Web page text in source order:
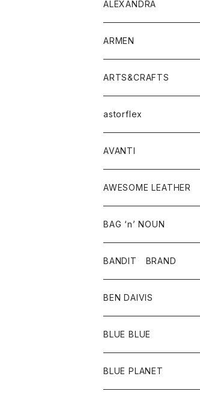
シャツ
ボトムス
トップス
Tシャツ・カットソー
シャツ・ブラウス
ボトムス
パンツ
スカート
ワンピース・オールインワン
バッグ
シューズ
アクセサリー
その他雑貨
ALEXANDRA
ARMEN
アウター
コート
ジャケット
トップス
ベスト
シャツ
ワンピース
ボトム
スカート
パンツ
グッズ
靴
ARTS&CRAFTS
アクセサリー
ウォレット
バッグ
astorflex
グッズ
靴
AVANTI
シャツ
AWESOME LEATHER
アウター
革ジャケット
BAG ‘n’ NOUN
アクセサリー
バッグ
ポーチ
BANDIT BRAND
トップス
Ｔシャツ
BEN DAIVIS
ポトム
パンツ
BLUE BLUE
アウター
BLUE PLANET